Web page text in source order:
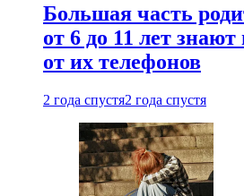
Большая часть
от 6 до 11 лет
от их телефонов
2 года спустя2 года спустя